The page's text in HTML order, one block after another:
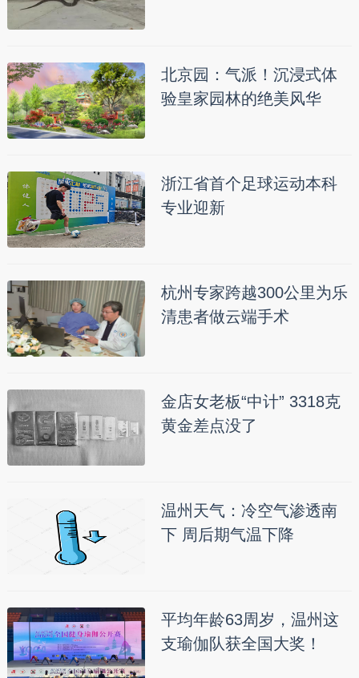
北京园：气派！沉浸式体
验皇家园林的绝美风华
浙江省首个足球运动本科
专业迎新
杭州专家跨越300公里为乐
清患者做云端手术
金店女老板“中计” 3318克
黄金差点没了
温州天气：冷空气渗透南
下 周后期气温下降
平均年龄63周岁，温州这
支瑜伽队获全国大奖！